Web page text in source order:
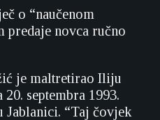
o “naučenom
predaje novca ručno
je maltretirao Iliju
septembra 1993.
“Taj čovjek